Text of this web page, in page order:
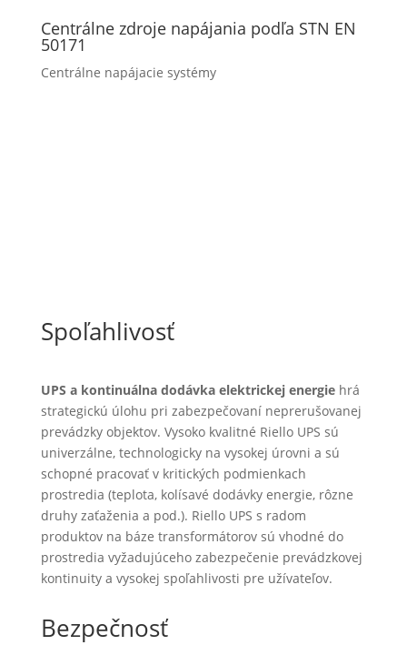
Centrálne zdroje napájania podľa STN EN
50171
Centrálne napájacie systémy
Spoľahlivosť
UPS a kontinuálna dodávka elektrickej energiehrá
strategickú úlohu pri zabezpečovaní neprerušovanej
prevádzky objektov. Vysoko kvalitné Riello UPS sú
univerzálne, technologicky na vysokej úrovni a sú
schopné pracovať v kritických podmienkach
prostredia (teplota, kolísavé dodávky energie, rôzne
druhy zaťaženia a pod.). Riello UPS s radom
produktov na báze transformátorov sú vhodné do
prostredia vyžadujúceho zabezpečenie prevádzkovej
kontinuity a vysokej spoľahlivosti pre užívateľov.
Bezpečnosť